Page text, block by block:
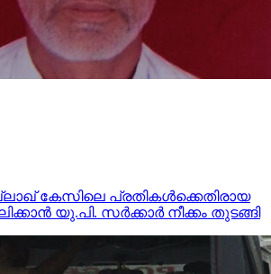
കേസിലെ പ്രതികള്‍ക്കെതിരായ
യു.പി. സര്‍ക്കാര്‍ നീക്കം തുടങ്ങി